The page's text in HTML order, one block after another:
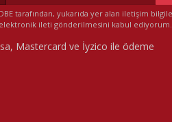
DBE tarafından, yukarıda yer alan iletişim
elektronik ileti gönderilmesini kabul ediyorum.